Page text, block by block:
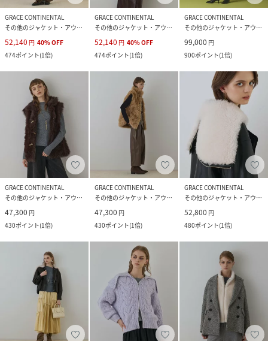
GRACE CONTINENTAL
その他のジャケット・アウター
52,140 円 40%OFF
474ポイント(1倍)
GRACE CONTINENTAL
その他のジャケット・アウター
52,140 円 40%OFF
474ポイント(1倍)
GRACE CONTINENTAL
その他のジャケット・アウター
99,000 円
900ポイント(1倍)
GRACE CONTINENTAL
その他のジャケット・アウター
47,300 円
430ポイント(1倍)
GRACE CONTINENTAL
その他のジャケット・アウター
47,300 円
430ポイント(1倍)
GRACE CONTINENTAL
その他のジャケット・アウター
52,800 円
480ポイント(1倍)